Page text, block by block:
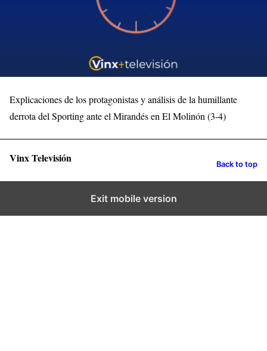
Explicaciones de los protagonistas y análisis de la humillante
derrota del Sporting ante el Mirandés en El Molinón (3-4)
Vinx Televisión Back to top
Exit mobile version